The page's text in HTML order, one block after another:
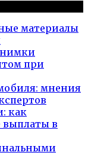
материалы
при
мнения
как
в